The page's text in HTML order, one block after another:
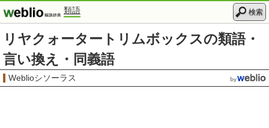
類語 検索
リヤクォータートリムボックスの類語・
言い換え・同義語
Weblioシソーラス